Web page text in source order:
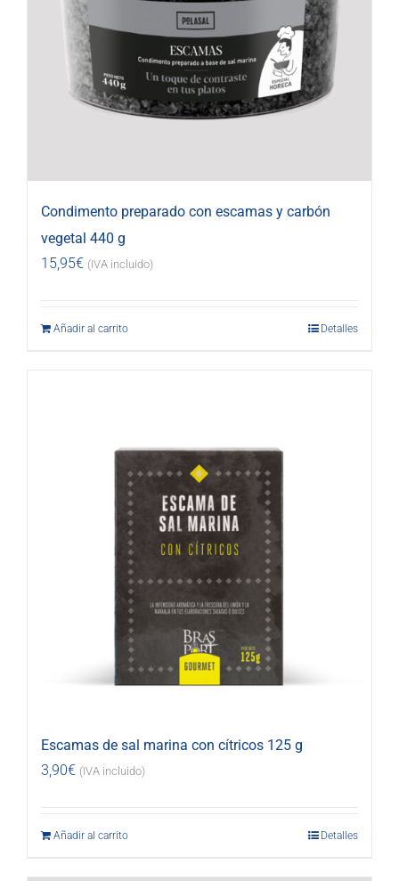
Condimento preparado con escamas y carbón
vegetal 440 g
15,95€ (IVA incluido)
Añadir al carrito Detalles
Escamas de sal marina con cítricos 125 g
3,90€ (IVA incluido)
Añadir al carrito Detalles